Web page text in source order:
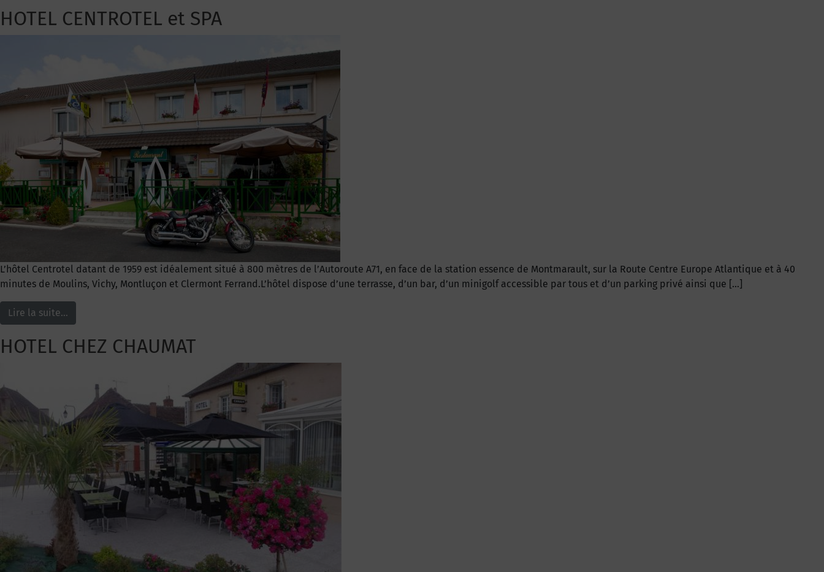
HOTEL CENTROTEL et SPA
L’hôtel Centrotel datant de 1959 est idéalement situé à 800 mètres de l’Autoroute A71, en face de la station essence de Montmarault, sur la Route Centre Europe Atlantique et à 40
minutes de Moulins, Vichy, Montluçon et Clermont Ferrand.L’hôtel dispose d’une terrasse, d’un bar, d’un minigolf accessible par tous et d’un parking privé ainsi que […]
Lire la suite…
HOTEL CHEZ CHAUMAT